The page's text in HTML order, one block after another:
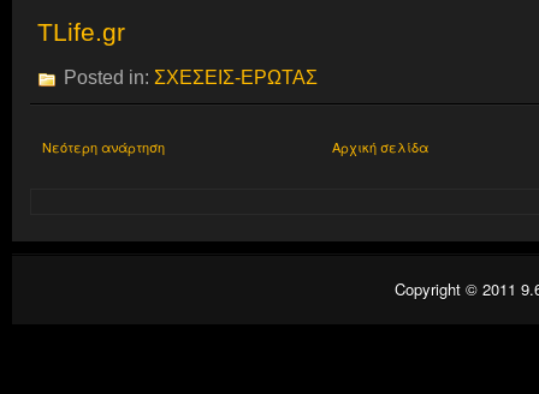
TLife.gr
Posted in: ΣΧΕΣΕΙΣ-ΕΡΩΤΑΣ
Νεότερη ανάρτηση Αρχική σελίδα
Copyright © 2011